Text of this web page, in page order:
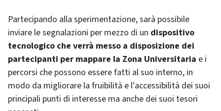
Partecipando alla sperimentazione, sarà possibile
inviare le segnalazioni per mezzo di un dispositivo
tecnologico che verrà messo a disposizione dei
partecipanti per mappare la Zona Universitaria e i
percorsi che possono essere fatti al suo interno, in
modo da migliorare la fruibilità e l'accessibilità dei suoi
principali punti di interesse ma anche dei suoi tesori